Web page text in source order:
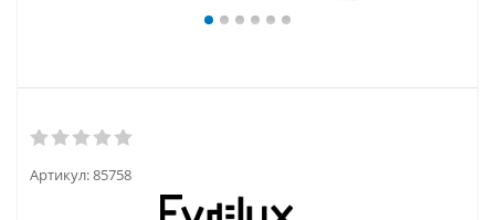
Артикул:85758